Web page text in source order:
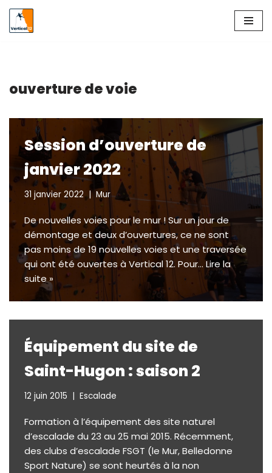
Aller
ouverture de voie
Session d’ouverture de
janvier 2022
31 janvier 2022 Mur
De nouvelles voies pour le mur ! Sur un jour de
démontage et deux d’ouvertures, ce ne sont
pas moins de 19 nouvelles voies et une traversée
qui ont été ouvertes à Vertical 12. Pour… Lire la
suite »
Équipement du site de
Saint-Hugon : saison 2
12 juin 2015 Escalade
Formation à l’équipement des site naturel
d’escalade du 23 au 25 mai 2015. Récemment,
des clubs d’escalade FSGT (le Mur, Belledonne
Sport Nature) se sont heurtés à la non